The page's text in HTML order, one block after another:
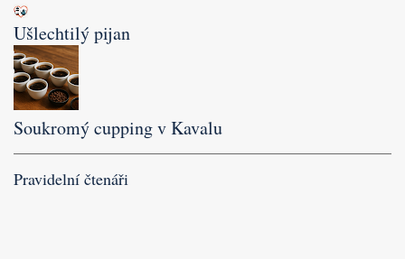
Ušlechtilý pijan
Soukromý cupping v Kavalu
Pravidelní čtenáři